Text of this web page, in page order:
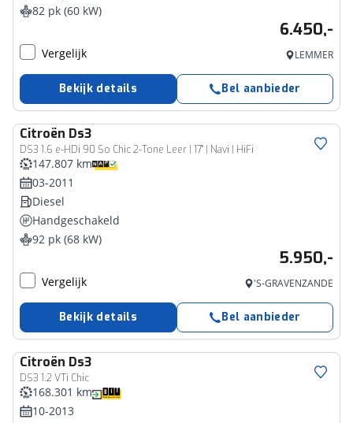
82 pk (60 kW)
6.450,-
Vergelijk LEMMER
Bekijk details Bel aanbieder
Citroën Ds3
DS3 1.6 e-HDi 90 So Chic 2-Tone Leer | 17" | Navi | HiFi
147.807 km
03-2011
Diesel
Handgeschakeld
92 pk (68 kW)
5.950,-
Vergelijk 'S-GRAVENZANDE
Bekijk details Bel aanbieder
Citroën Ds3
DS3 1.2 VTi Chic
168.301 km
10-2013